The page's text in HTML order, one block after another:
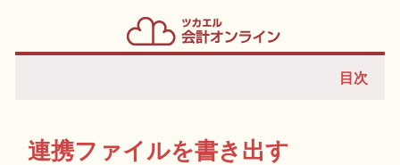
目次
連携ファイルを書き出す